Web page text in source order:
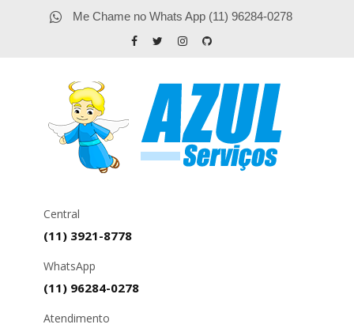
Me Chame no Whats App (11) 96284-0278
Central
(11) 3921-8778
WhatsApp
(11) 96284-0278
Atendimento